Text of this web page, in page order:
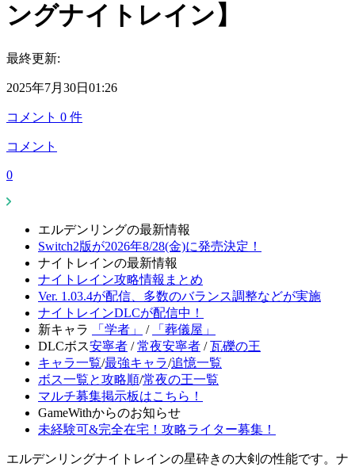
ングナイトレイン】
最終更新:
2025年7月30日01:26
コメント 0 件
コメント
0
エルデンリングの最新情報
Switch2版が2026年8/28(金)に発売決定！
ナイトレインの最新情報
ナイトレイン攻略情報まとめ
Ver. 1.03.4が配信、多数のバランス調整などが実施
ナイトレインDLCが配信中！
新キャラ
「学者」 /
「葬儀屋」
DLCボス安寧者 /常夜安寧者 /瓦礫の王
キャラ一覧/最強キャラ/追憶一覧
ボス一覧と攻略順/常夜の王一覧
マルチ募集掲示板はこちら！
GameWithからのお知らせ
未経験可&完全在宅！攻略ライター募集！
エルデンリングナイトレインの星砕きの大剣の性能です。ナ